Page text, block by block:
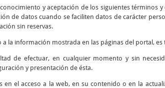
y aceptación de los siguientes términos
de datos cuando se faciliten datos de carácter
sin reservas.
a la información mostrada en las páginas del portal,
de efectuar, en cualquier momento y sin
y presentación de ésta.
en el acceso a la web, en su contenido o en la